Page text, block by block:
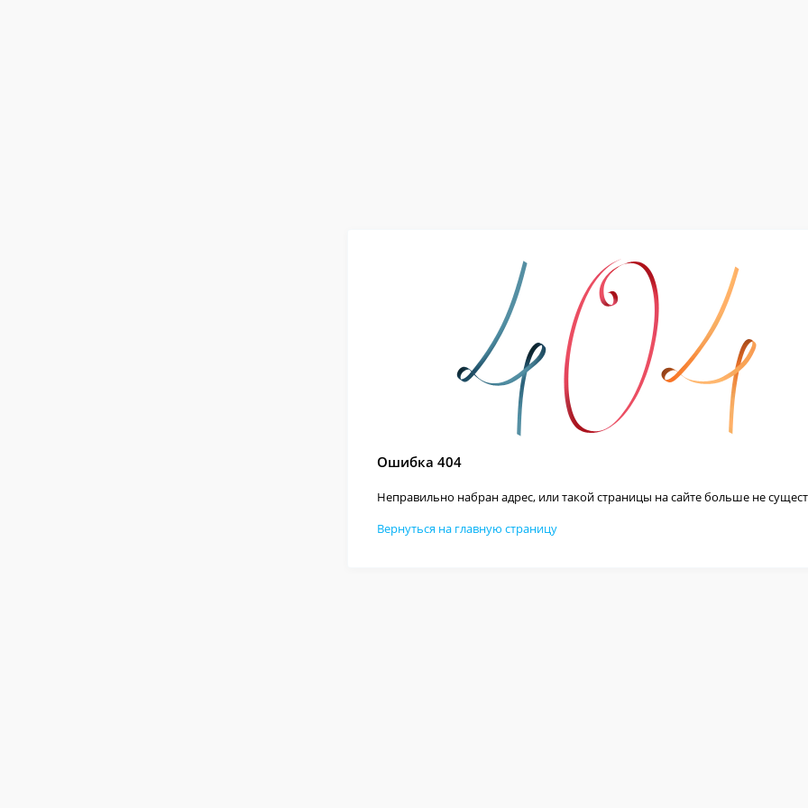
Ошибка 404
Неправильно набран адрес, или такой страницы на сайте больше не
Вернуться на главную страницу